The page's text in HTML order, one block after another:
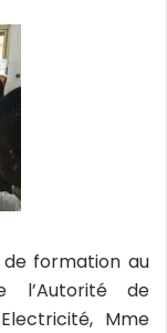
formation au
l’Autorité de
Mme